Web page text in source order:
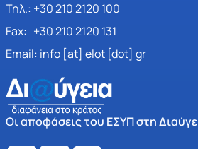
Τηλ.: +30 210 2120 100
Fax: +30 210 2120 131
Email: info [at] elot [dot] gr
Οι αποφάσεις του ΕΣΥΠ στη